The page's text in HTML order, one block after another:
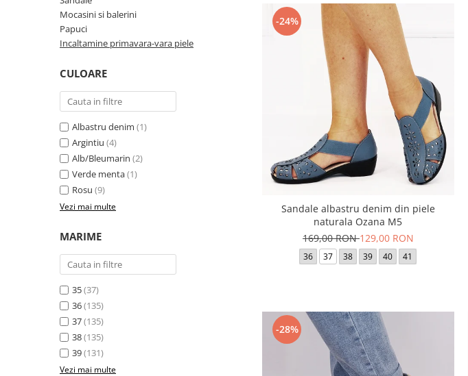
Incaltamine primavara-vara piele
Imbracaminte
Camasi si topuri
Pulovere si cardigane
Incaltaminte toamna-iarna piele
Mocasini si balerini
Papuci
Incaltamine primavara-vara piele
CULOARE
Albastru denim (1)
Argintiu (4)
Alb/Bleumarin (2)
Verde menta(1)
Rosu (9)
Vezi mai multe
MARIME
35(37)
36(135)
37(135)
38(135)
39(131)
Vezi mai multe
-24%
Sandale albastru denim din piele
naturala Ozana M5
169,00 RON129,00 RON
36 37 38 39 40 41
-28%